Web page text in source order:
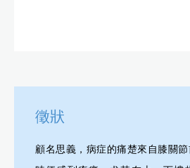
徵狀
顧名思義，病症的痛楚來自膝關